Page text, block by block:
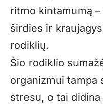
ritmo kintamumą
širdies ir
rodiklių.
Šio rodiklio
organizmui tampa
stresu, o tai